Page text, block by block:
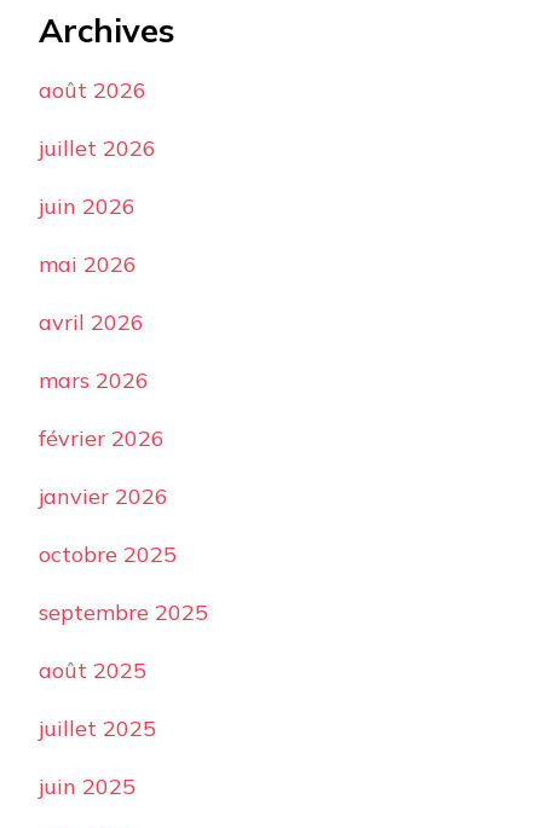
Archives
août 2026
juillet 2026
juin 2026
mai 2026
avril 2026
mars 2026
février 2026
janvier 2026
octobre 2025
septembre 2025
août 2025
juillet 2025
juin 2025